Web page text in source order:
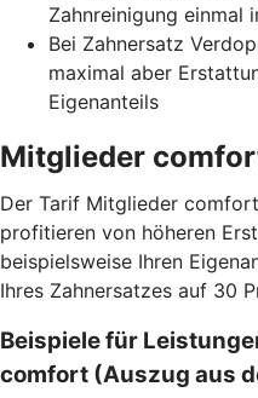
Zahnreinigung einmal
Bei Zahnersatz
maximal aber
Eigenanteils
Mitglieder
Der Tarif Mitglieder
profitieren von höheren
beispielsweise Ihren
Ihres Zahnersatzes auf 30
Beispiele für
comfort (Auszug aus